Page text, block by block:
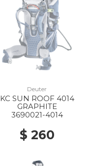
Deuter
KC SUN ROOF 4014
GRAPHITE
3690021-4014
$ 260